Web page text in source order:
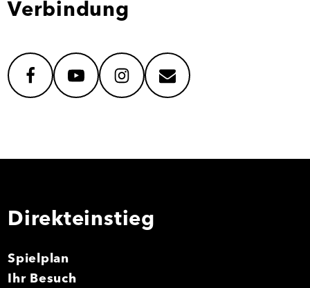
Verbindung
facebookyoutubeinstagrammail
Direkteinstieg
Spielplan
Ihr Besuch